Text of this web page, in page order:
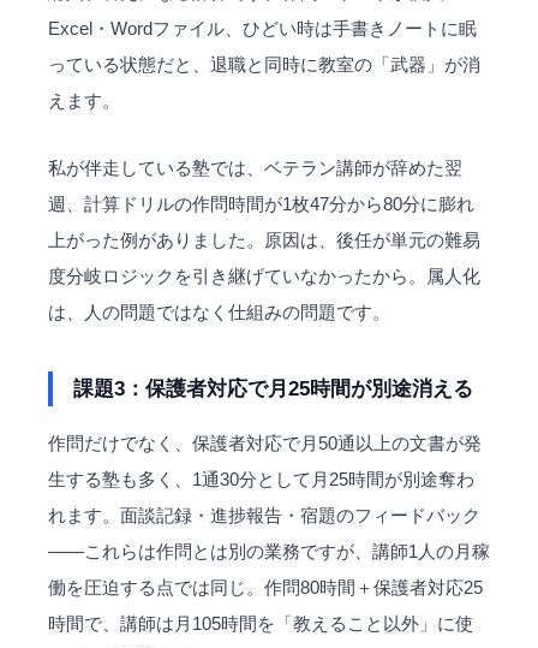
Excel・Wordファイル、ひどい時は手書きノートに眠
っている状態だと、退職と同時に教室の「武器」が消
えます。
私が伴走している塾では、ベテラン講師が辞めた翌
週、計算ドリルの作問時間が1枚47分から80分に膨れ
上がった例がありました。原因は、後任が単元の難易
度分岐ロジックを引き継げていなかったから。属人化
は、人の問題ではなく仕組みの問題です。
課題3：保護者対応で月25時間が別途消える
作問だけでなく、保護者対応で月50通以上の文書が発
生する塾も多く、1通30分として月25時間が別途奪わ
れます。面談記録・進捗報告・宿題のフィードバック
——これらは作問とは別の業務ですが、講師1人の月稼
働を圧迫する点では同じ。作問80時間＋保護者対応25
時間で、講師は月105時間を「教えること以外」に使